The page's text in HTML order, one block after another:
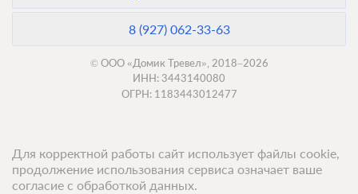
8 (927) 062-33-63
© ООО «Домик Тревел», 2018–2026
ИНН: 3443140080
ОГРН: 1183443012477
Для корректной работы сайт использует файлы cookie,
продолжение использования сервиса означает ваше
согласие с обработкой данных.